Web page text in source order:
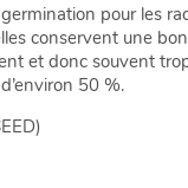
pour les
conservent une
et donc souvent
50 %.